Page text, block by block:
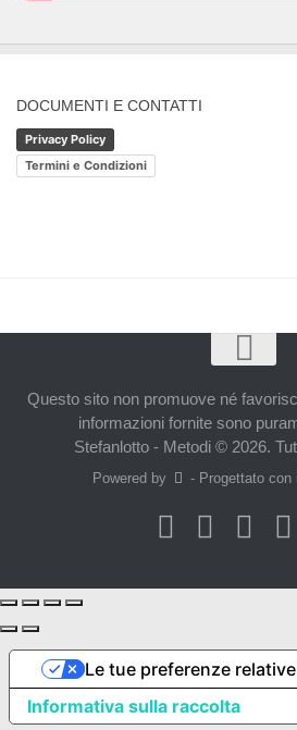
DOCUMENTI E CONTATTI
Privacy Policy
Termini e Condizioni
Questo sito non promuove né
informazioni fornite sono
Stefanlotto - Metodi © 2026.
Powered by - Progettato con
Informativa sulla raccolta
Le tue preferenze